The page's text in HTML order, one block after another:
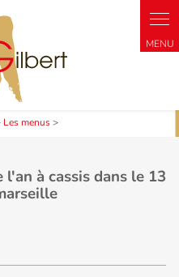
Les menus>
l'an à cassis dans le 13